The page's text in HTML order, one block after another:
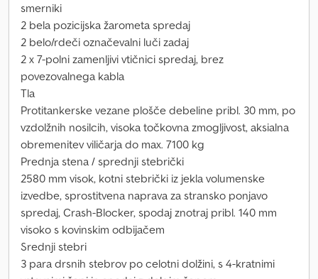
smerniki
2 bela pozicijska žarometa spredaj
2 belo/rdeči označevalni luči zadaj
2 x 7-polni zamenljivi vtičnici spredaj, brez
povezovalnega kabla
Tla
Protitankerske vezane plošče debeline pribl. 30 mm, po
vzdolžnih nosilcih, visoka točkovna zmogljivost, aksialna
obremenitev viličarja do max. 7100 kg
Prednja stena / sprednji stebrički
2580 mm visok, kotni stebrički iz jekla volumenske
izvedbe, sprostitvena naprava za stransko ponjavo
spredaj, Crash-Blocker, spodaj znotraj pribl. 140 mm
visoko s kovinskim odbijačem
Srednji stebri
3 para drsnih stebrov po celotni dolžini, s 4-kratnimi